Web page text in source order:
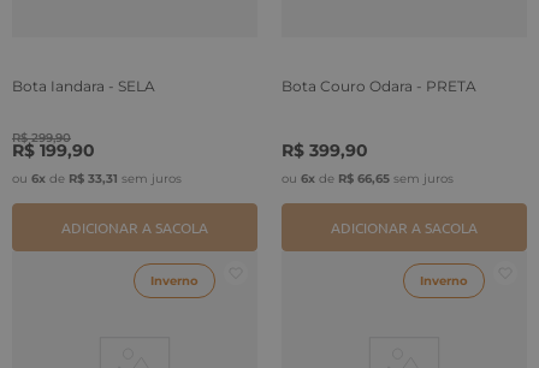
Bota Iandara - SELA
R$ 299,90
R$ 199,90
ou 6x de R$ 33,31 sem juros
ADICIONAR A SACOLA
Bota Couro Odara - PRETA
R$ 399,90
ou 6x de R$ 66,65 sem juros
ADICIONAR A SACOLA
Inverno Inverno